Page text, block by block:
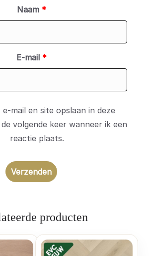
Naam *
E-mail *
e-mail en site opslaan in deze
volgende keer wanneer ik een
reactie plaats.
producten